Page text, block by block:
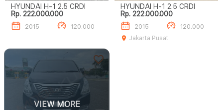
HYUNDAI H-1 2.5 CRDI
Rp. 222.000.000
2015 120.000
HYUNDAI H-1 2.5 CRDI
Rp. 222.000.000
2015
120.000
Jakarta Pusat
VIEW MORE